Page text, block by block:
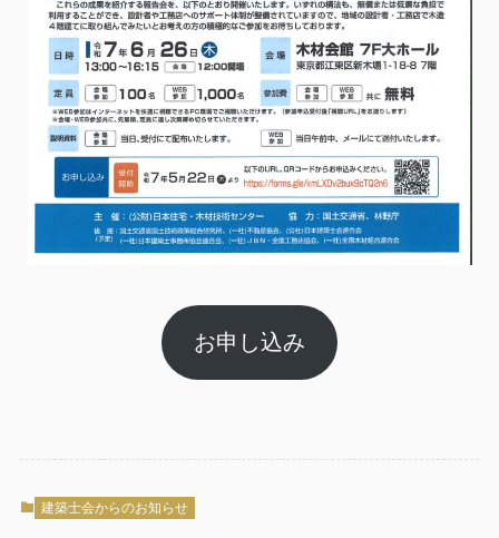
お申し込み
建築士会からのお知らせ